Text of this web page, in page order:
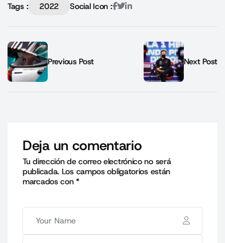
Tags : 2022 Social Icon :
Previous Post Next Post
Deja un comentario
Tu dirección de correo electrónico no será
publicada. Los campos obligatorios están
marcados con*